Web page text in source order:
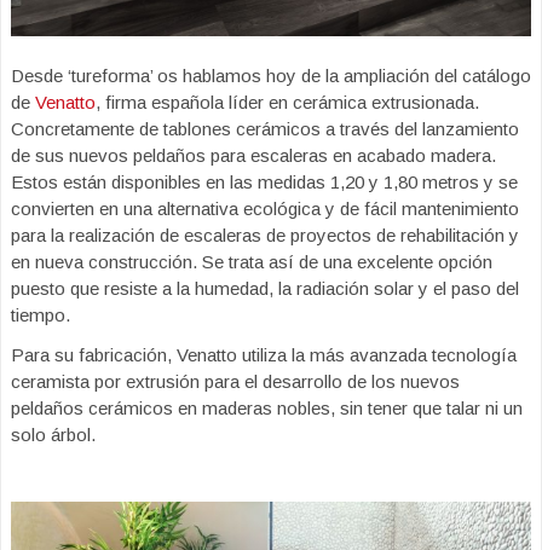
Desde ‘tureforma’ os hablamos hoy de la ampliación del catálogo
de Venatto, firma española líder en cerámica extrusionada.
Concretamente de tablones cerámicos a través del lanzamiento
de sus nuevos peldaños para escaleras en acabado madera.
Estos están disponibles en las medidas 1,20 y 1,80 metros y se
convierten en una alternativa ecológica y de fácil mantenimiento
para la realización de escaleras de proyectos de rehabilitación y
en nueva construcción. Se trata así de una excelente opción
puesto que resiste a la humedad, la radiación solar y el paso del
tiempo.
Para su fabricación, Venatto utiliza la más avanzada tecnología
ceramista por extrusión para el desarrollo de los nuevos
peldaños cerámicos en maderas nobles, sin tener que talar ni un
solo árbol.